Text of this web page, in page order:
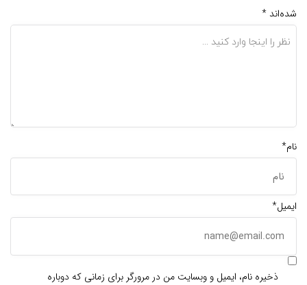
شده‌اند *
نام*
ایمیل*
ذخیره نام، ایمیل و وبسایت من در مرورگر برای زمانی که دوباره